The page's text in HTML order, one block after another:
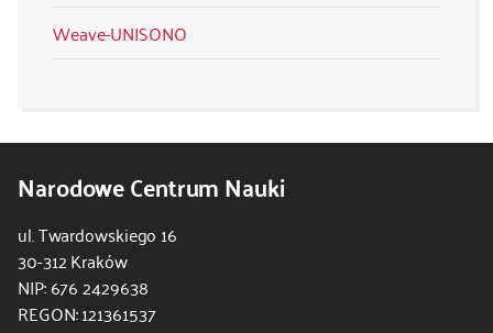
Weave-UNISONO
Narodowe Centrum Nauki
ul. Twardowskiego 16
30-312 Kraków
NIP: 676 2429638
REGON: 121361537